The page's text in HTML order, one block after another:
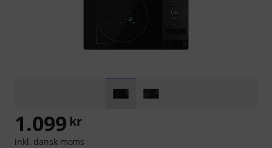
1.099 kr
inkl. dansk moms